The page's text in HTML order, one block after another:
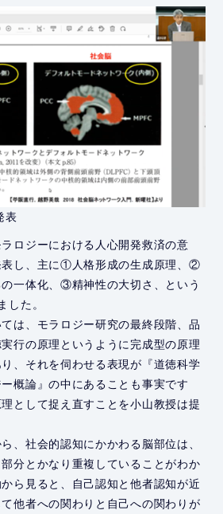
表
ロジーにおける人心開発救済の意
表し、主に①人格形成の生成原理、②
一体化、③精神性の大切さ、という
た。
は、モラロジー研究の最終段階、品
行の原理というように完成型の原理
、それを伺わせる表現が『道徳科学
概論』の中にあることも事実です
として捉え直すことを小山教授は提
、社会的認知にかかわる脳部位は、
分とかなり重複していることがわか
ら見ると、自己認知と他者認知が近
他者への関わりと自己への関わりが